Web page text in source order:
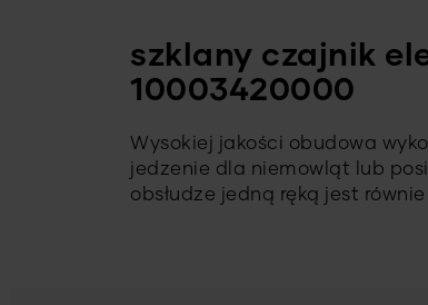
szklany czajnik
10003420000
Wysokiej jakości obudowa
jedzenie dla niemowląt lub
obsłudze jedną ręką jest